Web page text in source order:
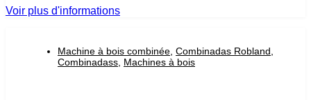
Voir plus d'informations
Machine à bois combinée Combinadas Robland
Combinadass Machines à bois